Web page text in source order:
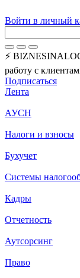
Войти в личный
⚡
работу с
Подписаться
Лента
АУСН
Налоги и взносы
Бухучет
Системы
Кадры
Отчетность
Аутсорсинг
Право